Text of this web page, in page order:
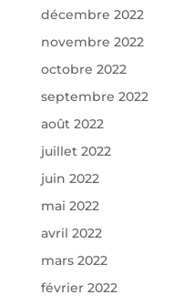
décembre 2022
novembre 2022
octobre 2022
septembre 2022
août 2022
juillet 2022
juin 2022
mai 2022
avril 2022
mars 2022
février 2022